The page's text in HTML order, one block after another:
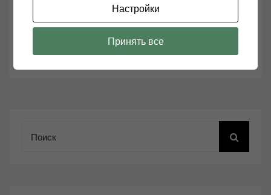
ЦАП на 2706 | ЗВУКОМАНИЯ
Настройки
Принять все